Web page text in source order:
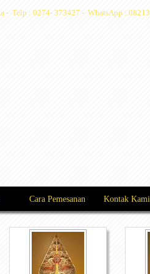
- Telp : 0274- 373427 - WhatsApp :
Cara Pemesanan Kontak Kami